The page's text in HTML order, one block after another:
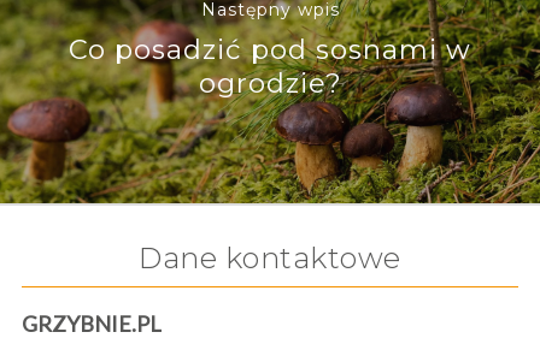
Następny wpis
Co posadzić pod sosnami w
ogrodzie?
Dane kontaktowe
GRZYBNIE.PL